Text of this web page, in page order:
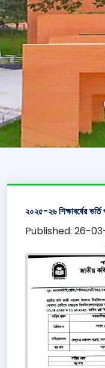
২০২৫-২৬ শিক্ষাবর্ষের
Published: 26-